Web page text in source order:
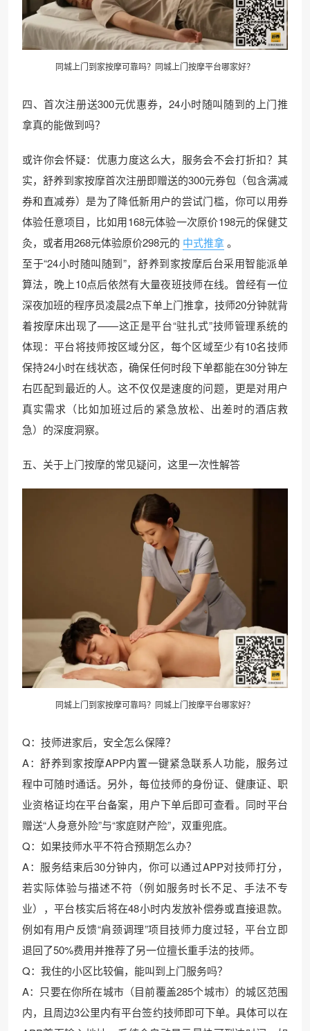
同城上门到家按摩可靠吗？同城上门按摩平台哪家好？
四、首次注册送300元优惠券，24小时随叫随到的上门推
拿真的能做到吗？
或许你会怀疑：优惠力度这么大，服务会不会打折扣？其
实，舒养到家按摩首次注册即赠送的300元券包（包含满减
券和直减券）是为了降低新用户的尝试门槛，你可以用券
体验任意项目，比如用168元体验一次原价198元的保健艾
灸，或者用268元体验原价298元的 中式推拿。
至于“24小时随叫随到”，舒养到家按摩后台采用智能派单
算法，晚上10点后依然有大量夜班技师在线。曾经有一位
深夜加班的程序员凌晨2点下单上门推拿，技师20分钟就背
着按摩床出现了——这正是平台“驻扎式”技师管理系统的
体现：平台将技师按区域分区，每个区域至少有10名技师
保持24小时在线状态，确保任何时段下单都能在30分钟左
右匹配到最近的人。这不仅仅是速度的问题，更是对用户
真实需求（比如加班过后的紧急放松、出差时的酒店救
急）的深度洞察。
五、关于上门按摩的常见疑问，这里一次性解答
同城上门到家按摩可靠吗？同城上门按摩平台哪家好？
Q：技师进家后，安全怎么保障？
A：舒养到家按摩APP内置一键紧急联系人功能，服务过
程中可随时通话。另外，每位技师的身份证、健康证、职
业资格证均在平台备案，用户下单后即可查看。同时平台
赠送“人身意外险”与“家庭财产险”，双重兜底。
Q：如果技师水平不符合预期怎么办？
A：服务结束后30分钟内，你可以通过APP对技师打分，
若实际体验与描述不符（例如服务时长不足、手法不专
业），平台核实后将在48小时内发放补偿券或直接退款。
例如有用户反馈“肩颈调理”项目技师力度过轻，平台立即
退回了50%费用并推荐了另一位擅长重手法的技师。
Q：我住的小区比较偏，能叫到上门服务吗？
A：只要在你所在城市（目前覆盖285个城市）的城区范围
内，且周边3公里内有平台签约技师即可下单。具体可以在